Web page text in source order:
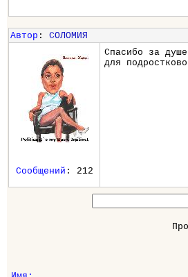
Автор :СОЛОМИЯ
Спасибо за
для
Сообщений : 212